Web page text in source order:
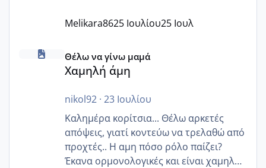
Melikara8625 Ιουλίου25 Ιουλ
Χαμηλή άμη
Θέλω να γίνω μαμά
Χαμηλή άμη
nikol92· 23 Ιουλίου
Καλημέρα κορίτσια... Θέλω αρκετές
απόψεις, γιατί κοντεύω να τρελαθώ από
προχτές.. Η αμη πόσο ρόλο παίζει?
Έκανα ορμονολογικές και είναι χαμηλή